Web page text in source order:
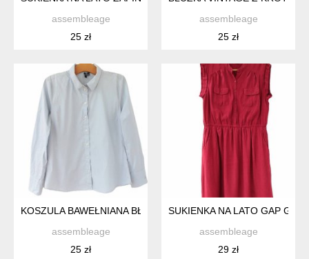
assembleage
25 zł
assembleage
25 zł
KOSZULA BAWEŁNIANA BŁĘKITNA BAWEŁNA ORGANICZNA L
assembleage
25 zł
SUKIENKA NA LATO GAP
assembleage
29 zł